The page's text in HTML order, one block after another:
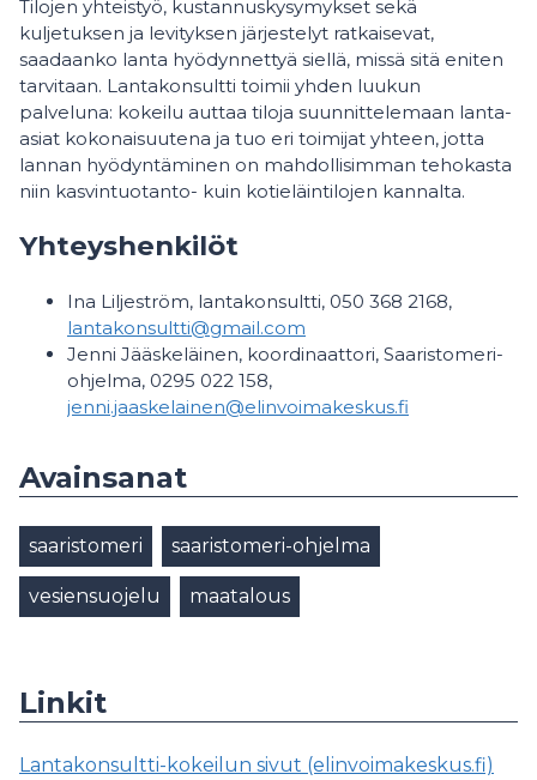
Tilojen yhteistyö, kustannuskysymykset sekä
kuljetuksen ja levityksen järjestelyt ratkaisevat,
saadaanko lanta hyödynnettyä siellä, missä sitä eniten
tarvitaan. Lantakonsultti toimii yhden luukun
palveluna: kokeilu auttaa tiloja suunnittelemaan lanta-
asiat kokonaisuutena ja tuo eri toimijat yhteen, jotta
lannan hyödyntäminen on mahdollisimman tehokasta
niin kasvintuotanto- kuin kotieläintilojen kannalta.
Yhteyshenkilöt
Ina Liljeström, lantakonsultti, 050 368 2168,
lantakonsultti@gmail.com
Jenni Jääskeläinen, koordinaattori, Saaristomeri-
ohjelma, 0295 022 158,
jenni.jaaskelainen@elinvoimakeskus.fi
Avainsanat
saaristomeri saaristomeri-ohjelma
vesiensuojelu maatalous
Linkit
Lantakonsultti-kokeilun sivut (elinvoimakeskus.fi)